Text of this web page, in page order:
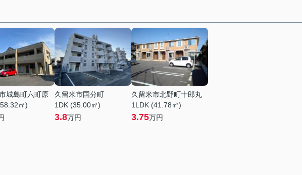
城島町六町原
㎡)
久留米市国分町
1DK (35.00㎡)
3.8万円
久留米市北野町十郎丸
1LDK (41.78㎡)
3.75万円